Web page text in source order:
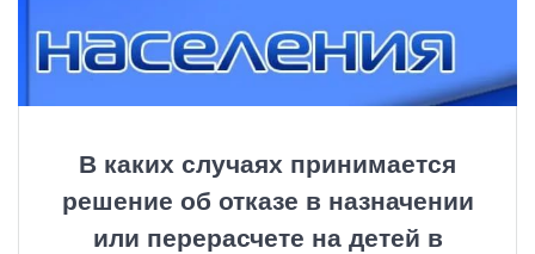
В каких случаях принимается
решение об отказе в назначении
или перерасчете на детей в